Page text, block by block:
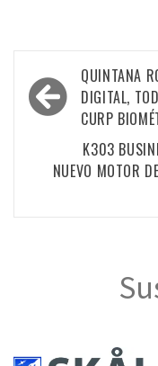
Navegación
de
entradas
QUINTANA
DIGITAL,
CURP
K303
NUEVO MOTOR